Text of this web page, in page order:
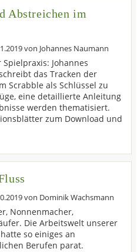
Abstreichen im
von Johannes Naumann
Johannes
das Tracken der
Scrabble als Schlüssel zu
eine detaillierte Anleitung
werden thematisiert.
zum Download und
von Dominik Wachsmann
Nonnenmacher,
Die Arbeitswelt unserer
so einiges an
Berufen parat.